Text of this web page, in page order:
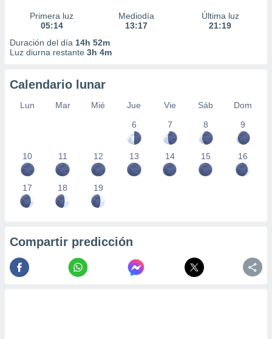
Primera luz
05:14
Mediodía
13:17
Última luz
21:19
Duración del día 14h 52m
Luz diurna restante 3h 4m
Calendario lunar
Lun Mar Mié Jue Vie Sáb
Dom
6
7 8 9
10 11 12 13 14 15 16
17 18 19
Compartir predicción